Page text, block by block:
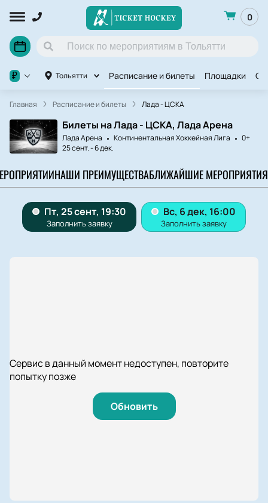
0
Тольятти Расписание и билеты Площадки
₽
Главная Расписание и билеты Лада - ЦСКА
Билеты на Лада - ЦСКА, Лада Арена
Лада Арена Континентальная Хоккейная Лига
0+
25 сент.-6 дек.
НАШИ ПРЕИМУЩЕСТВАБЛИЖАЙШИЕ МЕРОПРИЯТИЯ
Сервис в данный момент недоступен, повторите
попытку позже
Обновить